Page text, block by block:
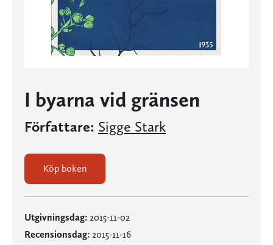
I byarna vid gränsen
Författare: Sigge Stark
Köp boken
Utgivningsdag: 2015-11-02
Recensionsdag: 2015-11-16